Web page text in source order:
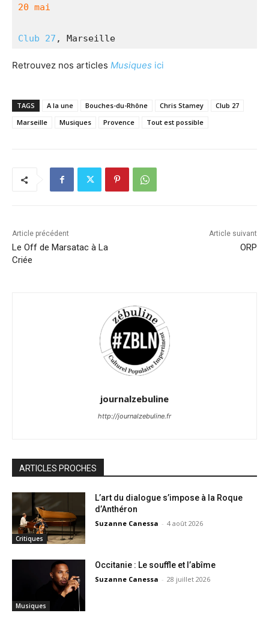
20 mai
Club 27 , Marseille
Retrouvez nos articles Musiques ici
TAGS A la une Bouches-du-Rhône Chris Stamey
Club 27
Marseille
Musiques Provence Tout est possible
Article précédent
Le Off de Marsatac à La
Criée
Article suivant
ORP
journalzebuline
http://journalzebuline.fr
ARTICLES PROCHES
Critiques
L’art du dialogue s’impose à la Roque
d’Anthéron
Suzanne Canessa - 4 août 2026
Musiques
Occitanie : Le souffle et l’abîme
Suzanne Canessa - 28 juillet 2026